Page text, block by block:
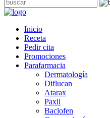
Inicio
Receta
Pedir cita
Promociones
Parafarmacia
Dermatología
Diflucan
Atarax
Paxil
Baclofen